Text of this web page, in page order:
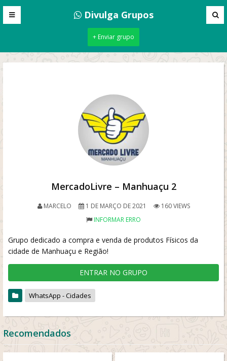
Divulga Grupos
+ Enviar grupo
MercadoLivre – Manhuaçu 2
MARCELO 1 DE MARÇO DE 2021
160 VIEWS
INFORMAR ERRO
Grupo dedicado a compra e venda de produtos Físicos da
cidade de Manhuaçu e Região!
ENTRAR NO GRUPO
WhatsApp - Cidades
Recomendados